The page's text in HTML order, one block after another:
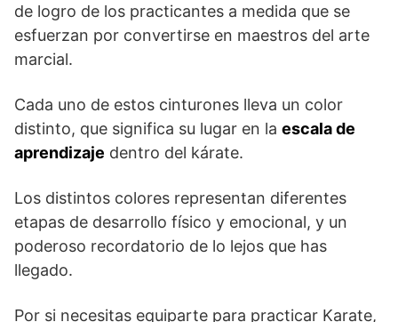
de logro de los practicantes a medida que se
esfuerzan por convertirse en maestros del arte
marcial.
Cada uno de estos cinturones lleva un color
distinto, que significa su lugar en la escala de
aprendizaje dentro del kárate.
Los distintos colores representan diferentes
etapas de desarrollo físico y emocional, y un
poderoso recordatorio de lo lejos que has
llegado.
Por si necesitas equiparte para practicar Karate,